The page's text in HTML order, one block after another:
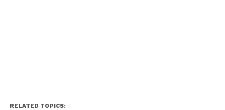
RELATED TOPICS: